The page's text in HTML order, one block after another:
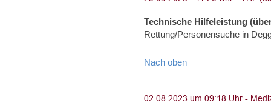
Technische Hilfeleistung
Rettung/Personensuche in
Nach oben